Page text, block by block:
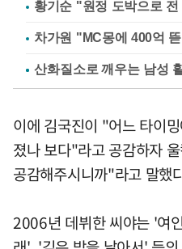
황기순 "원정 도박으로
이에 김국진이 "어느 타이
졌나 보다"라고 공감하자
공감해주시니까"라고 말했
2006년 데뷔한 씨야는 '여